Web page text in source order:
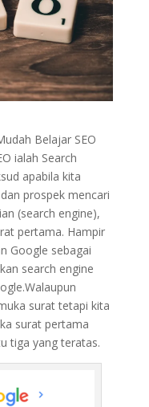
Belajar SEO
ialah Search
apabila kita
prospek mencari
(search engine),
pertama. Hampir
Google sebagai
search engine
surat tetapi kita
surat pertama
tiga yang teratas.